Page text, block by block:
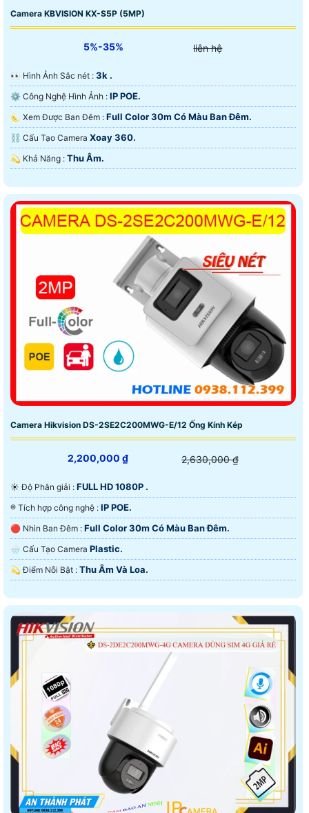
Camera KBVISION KX-S5P (5MP)
5%-35% liên hệ
️👀 Hình Ảnh Sắc nét : 3k .
⚙ Công Nghệ Hình Ảnh : IP POE.
🌜 Xem Được Ban Đêm : Full Color 30m Có Màu Ban Ðêm.
⛓ Cấu Tạo Camera Xoay 360.
️💫 Khả Năng : Thu Âm.
Camera Hikvision DS-2SE2C200MWG-E/12 Ống Kính Kép
2,200,000 ₫ 2,630,000 ₫
☀️ Độ Phân giải : FULL HD 1080P .
®️ Tích hợp công nghệ : IP POE.
🔴 Nhìn Ban Đêm : Full Color 30m Có Màu Ban Ðêm.
🌧️ Cấu Tạo Camera Plastic.
️💫 Điểm Nỗi Bật : Thu Âm Và Loa.